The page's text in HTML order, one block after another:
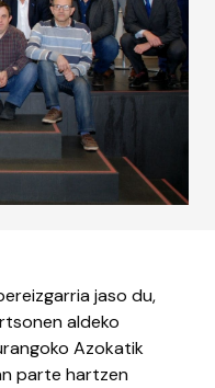
jaso du,
aldeko
Azokatik
parte hartzen